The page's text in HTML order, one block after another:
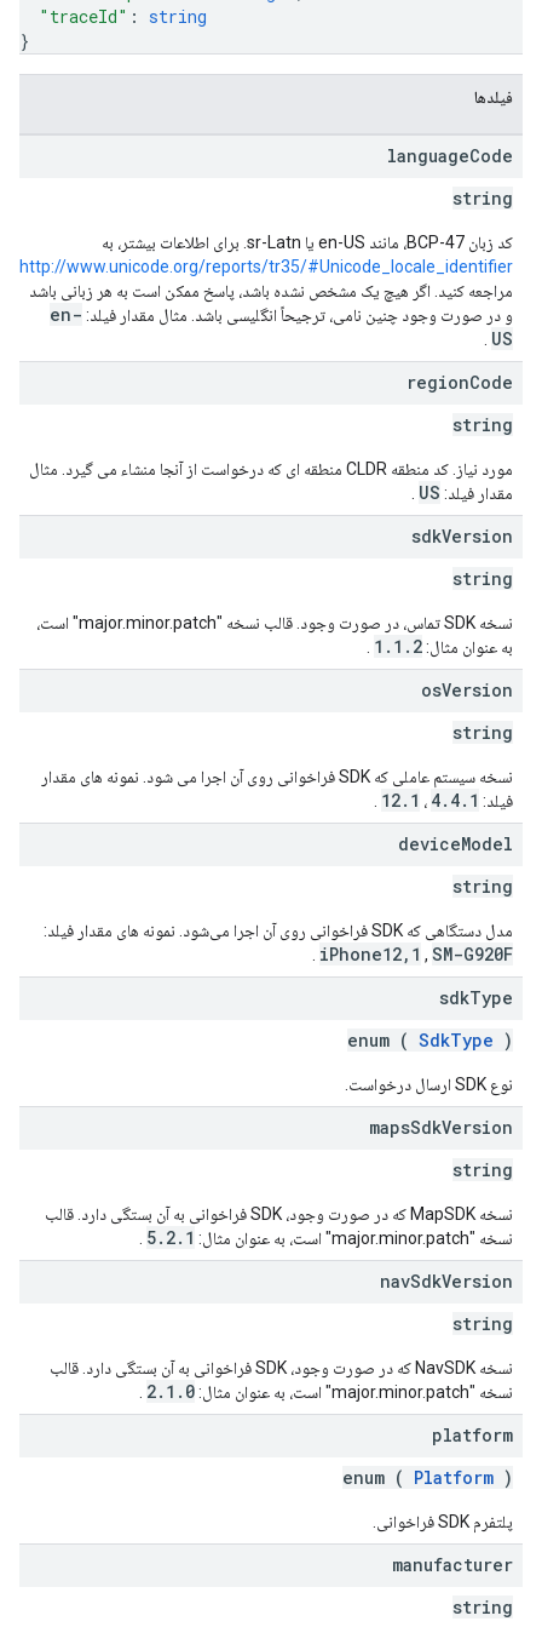
"traceId" : string
}
فیلدها
languageCode
string
کد زبان BCP-47، مانند en-US یا sr-Latn. برای اطلاعات بیشتر، به
http://www.unicode.org/reports/tr35/#Unicode_locale_identifier
مراجعه کنید. اگر هیچ یک مشخص نشده باشد، پاسخ ممکن است به هر زبانی باشد
و در صورت وجود چنین نامی، ترجیحاً انگلیسی باشد. مثال مقدار فیلد: en-
US
regionCode
string
مورد نیاز. کد منطقه CLDR منطقه ای که درخواست از آنجا منشاء می گیرد. مثال
مقدار فیلد: US
sdkVersion
string
نسخه SDK تماس، در صورت وجود. قالب نسخه "major.minor.patch" است،
به عنوان مثال:1.1.2
osVersion
string
نسخه سیستم عاملی که SDK فراخوانی روی آن اجرا می شود. نمونه های مقدار
فیلد: 4.4.1 ، 12.1
deviceModel
string
مدل دستگاهی که SDK فراخوانی روی آن اجرا می‌شود. نمونه های مقدار فیلد:
iPhone12,1 , SM-G920F
sdkType
enum ( SdkType )
نوع SDK ارسال درخواست.
mapsSdkVersion
string
نسخه MapSDK که در صورت وجود، SDK فراخوانی به آن بستگی دارد. قالب
نسخه "major.minor.patch" است، به عنوان مثال:
5.2.1
navSdkVersion
string
نسخه NavSDK که در صورت وجود، SDK فراخوانی به آن بستگی دارد. قالب
نسخه "major.minor.patch" است، به عنوان مثال:
2.1.0
platform
enum ( Platform )
پلتفرم SDK فراخوانی.
manufacturer
string